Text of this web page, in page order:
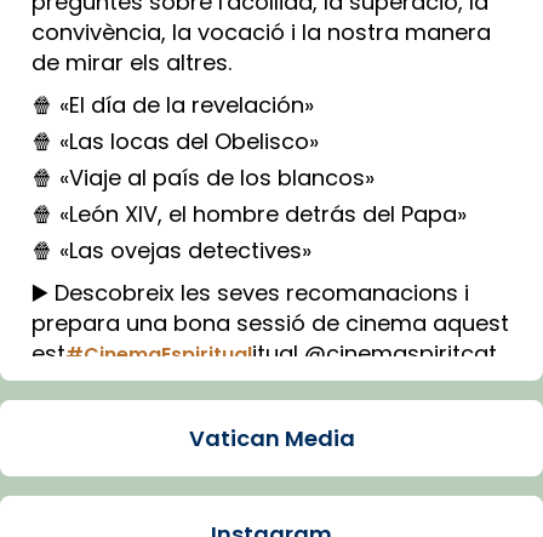
convivència, la vocació i la nostra manera
de mirar els altres.
🍿 «El día de la revelación»
🍿 «Las locas del Obelisco»
🍿 «Viaje al país de los blancos»
🍿 «León XIV, el hombre detrás del Papa»
🍿 «Las ovejas detectives»
▶️ Descobreix les seves recomanacions i
prepara una bona sessió de cinema aquest
est#CinemaEspiritualitual @cinemaspiritcat
Imatge: Generada amb IA (OpenAI)
Vatican Media